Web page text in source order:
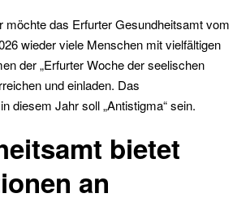
möchte das Erfurter Gesundheitsamt vom
wieder viele Menschen mit vielfältigen
der „Erfurter Woche der seelischen
und einladen. Das
diesem Jahr soll „Antistigma“ sein.
bietet
an